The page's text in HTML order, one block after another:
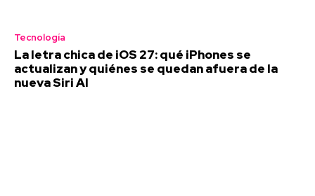
Tecnología
La letra chica de iOS 27: qué iPhones se
actualizan y quiénes se quedan afuera de la
nueva Siri AI